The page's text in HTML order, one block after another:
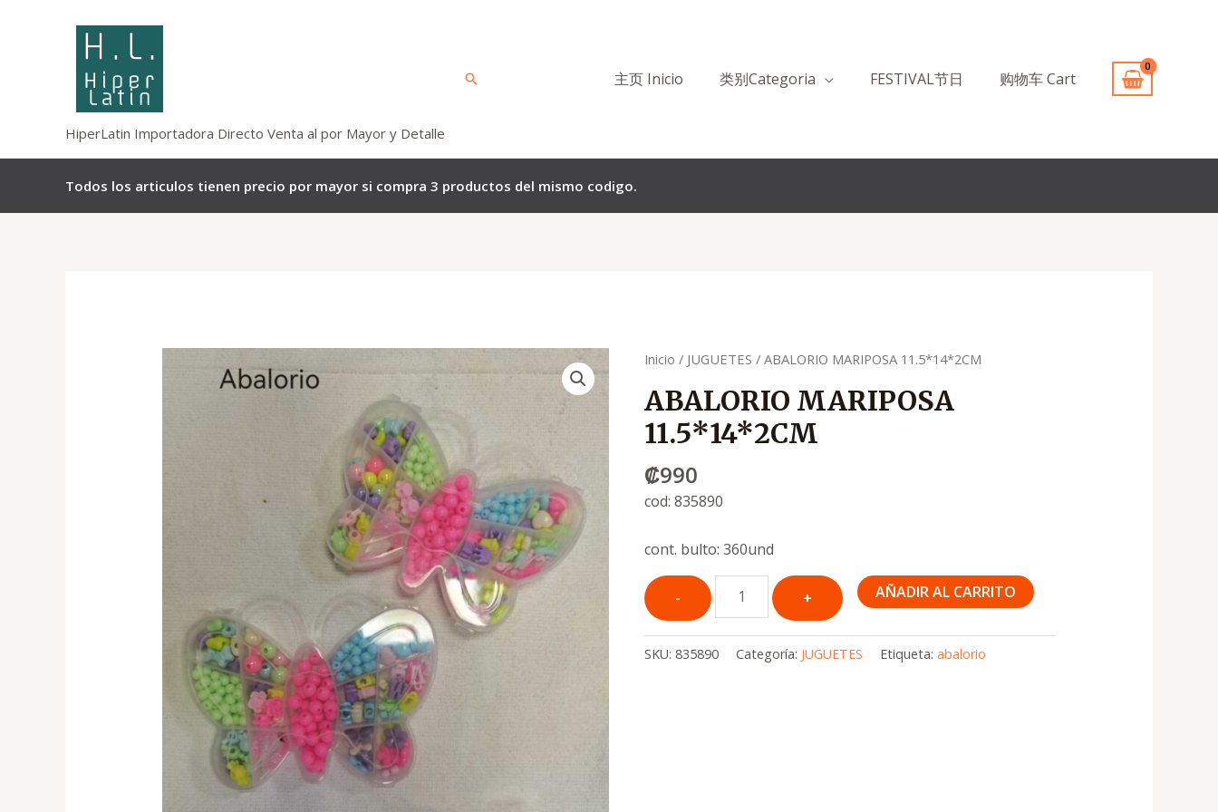
HiperLatin Importadora Directo Venta al por Mayor y Detalle
Buscar 主页 Inicio 类别Categoria FESTIVAL节日 购物车 Cart
Todos los articulos tienen precio por mayor si compra 3 productos del mismo codigo.
Inicio / JUGUETES / ABALORIO MARIPOSA 11.5*14*2CM
ABALORIO MARIPOSA
11.5*14*2CM
₡990
cod: 835890
cont. bulto: 360und
Quantity
AÑADIR AL CARRITO
SKU:835890 Categoría: JUGUETES Etiqueta:abalorio